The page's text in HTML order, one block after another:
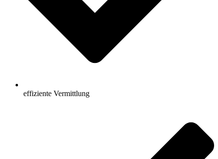
effiziente Vermittlung